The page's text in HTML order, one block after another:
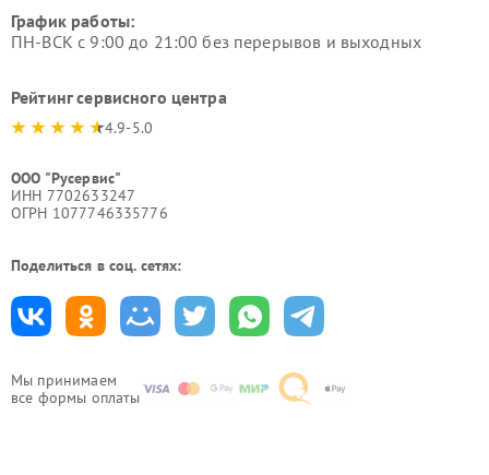
Мы принимаем
все формы оплаты
График работы:
ПН-ВСК с 9:00 до 21:00 без перерывов и выходных
Рейтинг сервисного центра
4.9-5.0
ООО "Русервис"
ИНН 7702633247
ОГРН 1077746335776
Поделиться в соц. сетях: